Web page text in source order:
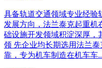
具备轨道交通领域专业经验
发展方向，法兰泰克起重机
础设施开发领域积淀深厚，
领 先企业均长期选用法兰
靠，专为机车制造在机车车